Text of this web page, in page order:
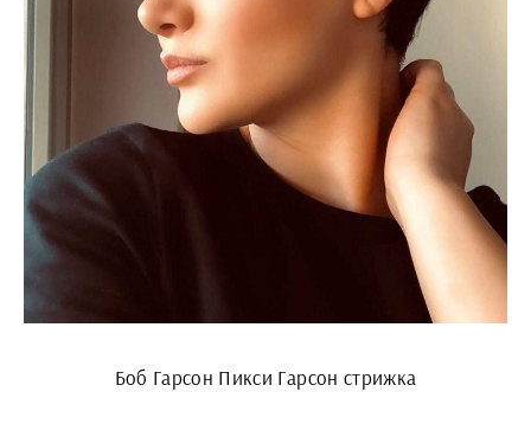
Боб Гарсон Пикси Гарсон стрижка